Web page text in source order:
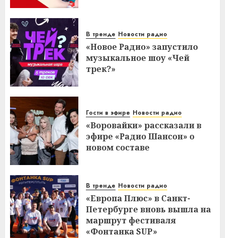
В тренде Новости радио
«Новое Радио» запустило
музыкальное шоу «Чей
трек?»
Гости в эфире Новости радио
«Воровайки» рассказали в
эфире «Радио Шансон» о
новом составе
В тренде Новости радио
«Европа Плюс» в Санкт-
Петербурге вновь вышла на
маршрут фестиваля
«Фонтанка SUP»